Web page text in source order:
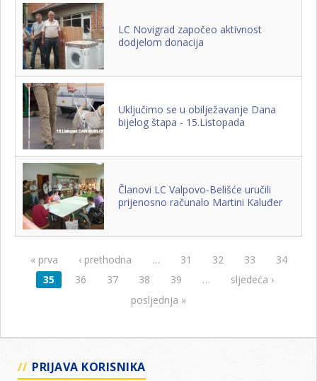
LC Novigrad započeo aktivnost
dodjelom donacija
Uključimo se u obilježavanje Dana
bijelog štapa - 15.Listopada
Članovi LC Valpovo-Belišće uručili
prijenosno računalo Martini Kaluđer
Stranice
« prva ‹ prethodna … 31 32 33
34
35
36 37 38 39 …
sljedeća ›
posljednja »
PRIJAVA KORISNIKA